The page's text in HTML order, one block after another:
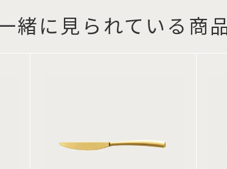
緒に見られている商